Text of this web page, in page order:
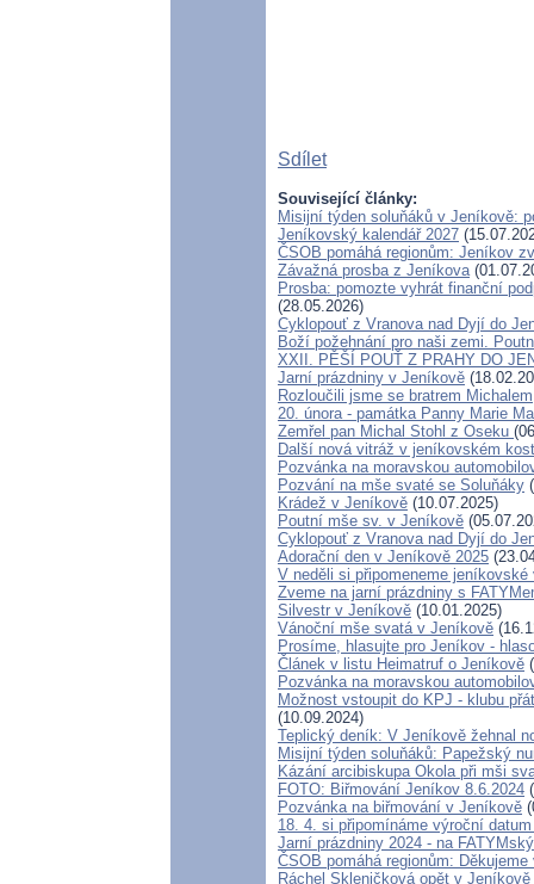
Sdílet
Související články:
Misijní týden soluňáků v Jeníkově:
Jeníkovský kalendář 2027
ČSOB pomáhá regionům: Jeníkov
Závažná prosba z Jeníkova
Prosba: pomozte vyhrát finanční
(28.05.2026)
Cyklopouť z Vranova nad Dyjí do
Boží požehnání pro naši zemi.
XXII. PĚŠÍ POUŤ Z PRAHY DO
Jarní prázdniny v Jeníkově
Rozloučili jsme se bratrem Michalem
20. února - památka Panny Marie
Zemřel pan Michal Stohl z Oseku
Další nová vitráž v jeníkovském
Pozvánka na moravskou
Pozvání na mše svaté se Soluňáky
Krádež v Jeníkově (10.07.2025)
Poutní mše sv. v Jeníkově
Cyklopouť z Vranova nad Dyjí do
Adorační den v Jeníkově 2025
V neděli si připomeneme jeníkovské
Zveme na jarní prázdniny s
Silvestr v Jeníkově (10.01.2025)
Vánoční mše svatá v Jeníkově
Prosíme, hlasujte pro Jeníkov -
Článek v listu Heimatruf o Jeníkově
Pozvánka na moravskou
Možnost vstoupit do KPJ - klubu
(10.09.2024)
Teplický deník: V Jeníkově žehnal
Misijní týden soluňáků: Papežský
Kázání arcibiskupa Okola při mši
FOTO: Biřmování Jeníkov 8.6.2024
Pozvánka na biřmování v Jeníkově
18. 4. si připomínáme výroční
Jarní prázdniny 2024 - na
ČSOB pomáhá regionům: Děkujeme
Ráchel Skleničková opět v